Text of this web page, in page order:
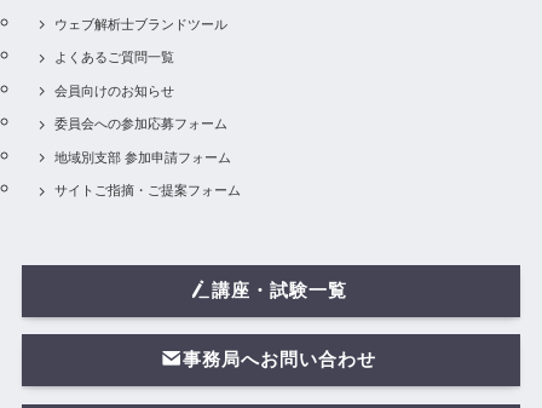
ウェブ解析士ブランドツール
よくあるご質問一覧
会員向けのお知らせ
委員会への参加応募フォーム
地域別支部 参加申請フォーム
サイトご指摘・ご提案フォーム
講座・試験一覧
事務局へお問い合わせ